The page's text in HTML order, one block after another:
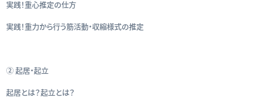
実践！重心推定の仕方
実践！重力から行う筋活動・収縮様式の推定
② 起居・起立
起居とは？起立とは？